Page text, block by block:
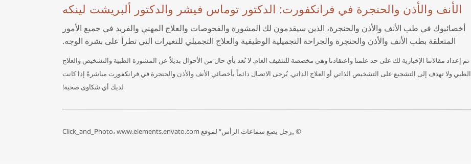
الأنف والأذن والحنجرة في فرانكفورت: الدكتور توماس فيشر والدكتور ألبريشت لينكه
أخصائيوك في طب الأنف والأذن والحنجرة، الذين سيقدمون لك المشورة والفحوصات والعلاج المهني والفريد في جميع الأمور
المتعلقة بطب الأنف والأذن والحنجرة والجراحة التجميلية الوظيفية والعلاج التجميلي للتغيرات التي تطرأ على بشرة الوجه.
تم إعداد مقالاتنا الإخبارية لك على حد علمنا واعتقادنا وهي مخصصة للتثقيف العام. لا تُعد بأي حال من الأحوال بديلاً عن المشورة الطبية والتشخيص والعلاج
الطبي ولا تهدف إلى التشجيع على التشخيص الذاتي أو العلاج الذاتي. يُرجى الاتصال دائماً بأخصائي الأنف والأذن والحنجرة في فرانكفورت مباشرةً إذا كانت
لديك أي شكاوى صحية!
© „رجل يضع سماعات الرأس“ لموقع Click_and_Photo، www.elements.envato.com